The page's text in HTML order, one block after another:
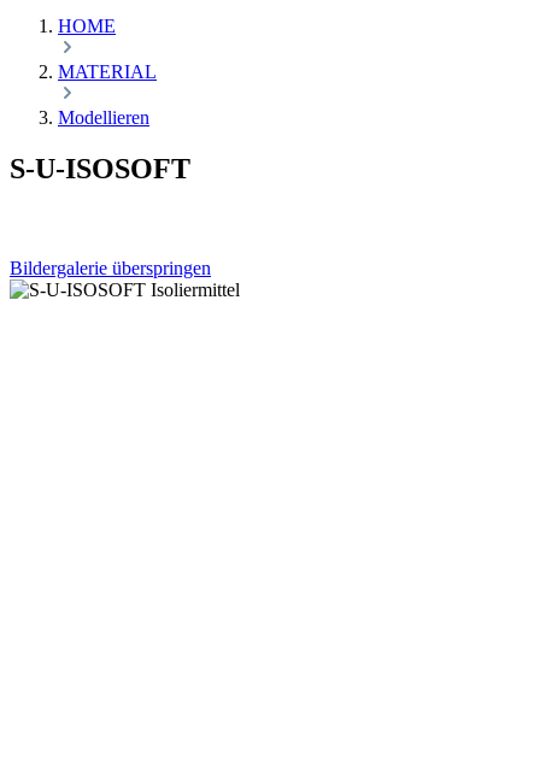
HOME
MATERIAL
Modellieren
S-U-ISOSOFT
Bildergalerie überspringen